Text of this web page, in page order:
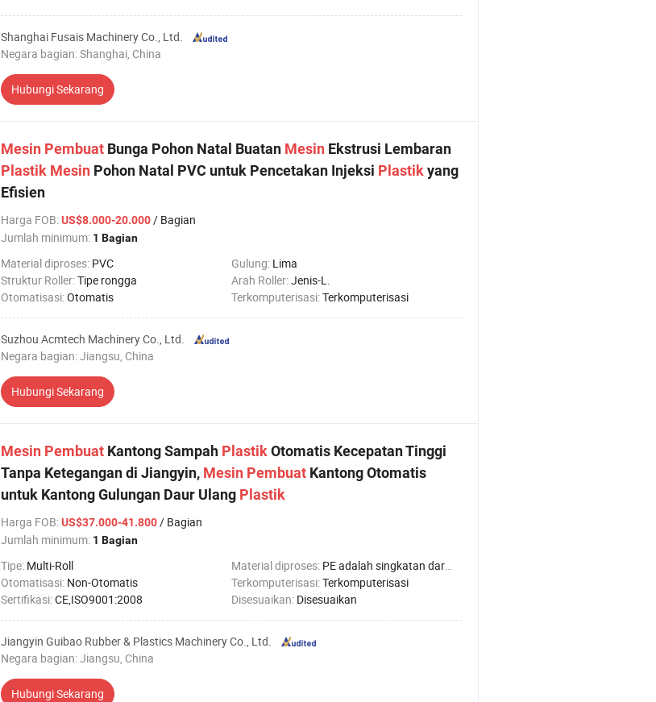
Shanghai Fusais Machinery Co., Ltd.
Negara bagian: Shanghai, China
Hubungi Sekarang
Mesin Pembuat Bunga Pohon Natal Buatan Mesin Ekstrusi Lembaran
Plastik Mesin Pohon Natal PVC untuk Pencetakan Injeksi Plastikyang
Efisien
Harga FOB:US$8.000-20.000/ Bagian
Jumlah minimum: 1 Bagian
Material diproses: PVC Gulung: Lima
Struktur Roller:Tipe rongga Arah Roller:Jenis-L.
Otomatisasi:Otomatis Terkomputerisasi:Terkomputerisasi
Suzhou Acmtech Machinery Co., Ltd.
Negara bagian: Jiangsu, China
Hubungi Sekarang
Mesin Pembuat Kantong Sampah PlastikOtomatis Kecepatan Tinggi
Tanpa Ketegangan di Jiangyin, Mesin Pembuat Kantong Otomatis
untuk Kantong Gulungan Daur Ulang Plastik
Harga FOB:US$37.000-41.800/ Bagian
Jumlah minimum: 1 Bagian
Tipe: Multi-Roll Material diproses: PE adalah singkatan dari Pendidikan Dasar.
Otomatisasi: Non-Otomatis Terkomputerisasi:Terkomputerisasi
Sertifikasi:CE,ISO9001:2008 Disesuaikan: Disesuaikan
Jiangyin Guibao Rubber & Plastics Machinery Co., Ltd.
Negara bagian: Jiangsu, China
Hubungi Sekarang